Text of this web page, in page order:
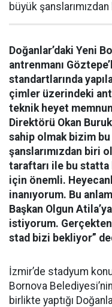
büyük
Doğanlar’daki Yeni
antrenmanı
standartlarında
çimler üzerindeki
teknik heyet memnun
Direktörü Okan
sahip olmak bizim
şanslarımızdan biri
taraftarı ile bu
için önemli.
inanıyorum. Bu
Başkan Olgun
istiyorum.
stad bizi bekliyor”
İzmir’de stadyum
Bornova
birlikte yaptığı